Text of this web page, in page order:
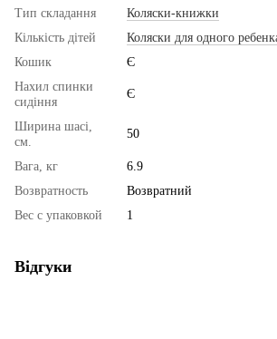
Тип складання
Коляски-книжки
Кількість дітей
Коляски для одного
Кошик
Є
Нахил спинки
сидіння
Є
Ширина шасі,
см.
50
Вага, кг
6.9
Возвратность
Возвратний
Вес с упаковкой
1
Відгуки